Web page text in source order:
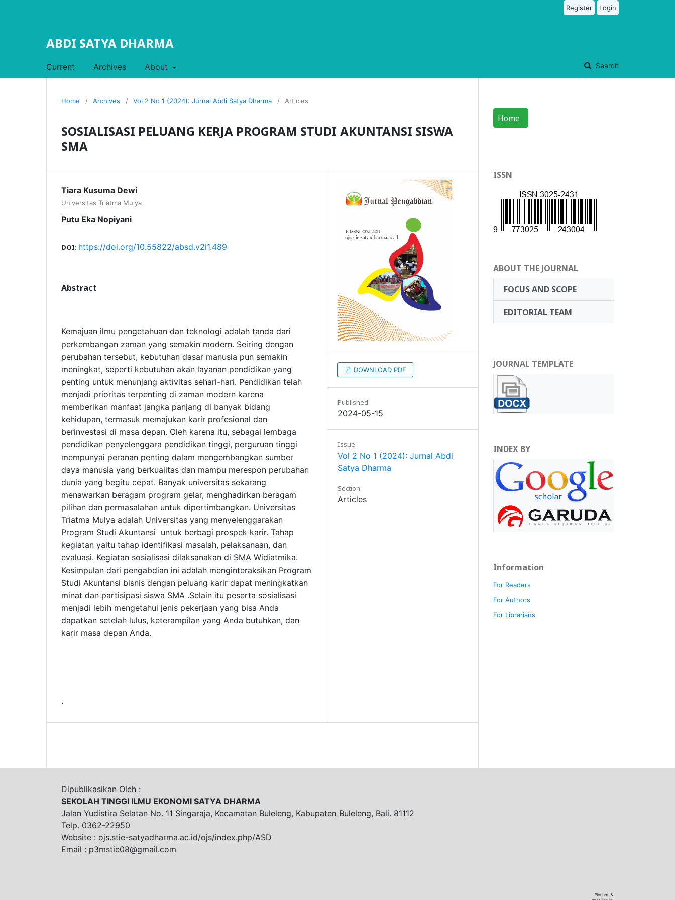
ABDI SATYA DHARMA
Current Archives About Search
Register Login
Home / Archives / Vol 2 No 1 (2024): Jurnal Abdi Satya Dharma / Articles
SOSIALISASI PELUANG KERJA PROGRAM STUDI AKUNTANSI SISWA
SMA
Tiara Kusuma Dewi
Universitas Triatma Mulya
Putu Eka Nopiyani
DOI: https://doi.org/10.55822/absd.v2i1.489
Abstract
Kemajuan ilmu pengetahuan dan teknologi adalah tanda dari
perkembangan zaman yang semakin modern. Seiring dengan
perubahan tersebut, kebutuhan dasar manusia pun semakin
meningkat, seperti kebutuhan akan layanan pendidikan yang
penting untuk menunjang aktivitas sehari-hari. Pendidikan telah
menjadi prioritas terpenting di zaman modern karena
memberikan manfaat jangka panjang di banyak bidang
kehidupan, termasuk memajukan karir profesional dan
berinvestasi di masa depan. Oleh karena itu, sebagai lembaga
pendidikan penyelenggara pendidikan tinggi, perguruan tinggi
mempunyai peranan penting dalam mengembangkan sumber
daya manusia yang berkualitas dan mampu merespon perubahan
dunia yang begitu cepat. Banyak universitas sekarang
menawarkan beragam program gelar, menghadirkan beragam
pilihan dan permasalahan untuk dipertimbangkan. Universitas
Triatma Mulya adalah Universitas yang menyelenggarakan
Program Studi Akuntansi untuk berbagi prospek karir. Tahap
kegiatan yaitu tahap identifikasi masalah, pelaksanaan, dan
evaluasi. Kegiatan sosialisasi dilaksanakan di SMA Widiatmika.
Kesimpulan dari pengabdian ini adalah menginteraksikan Program
Studi Akuntansi bisnis dengan peluang karir dapat meningkatkan
minat dan partisipasi siswa SMA .Selain itu peserta sosialisasi
menjadi lebih mengetahui jenis pekerjaan yang bisa Anda
dapatkan setelah lulus, keterampilan yang Anda butuhkan, dan
karir masa depan Anda.
.
DOWNLOAD PDF
Published
2024-05-15
Issue
Vol 2 No 1 (2024): Jurnal Abdi
Satya Dharma
Section
Articles
Home
ISSN
ABOUT THE JOURNAL
FOCUS AND SCOPE
EDITORIAL TEAM
JOURNAL TEMPLATE
INDEX BY
Information
For Readers
For Authors
For Librarians
Dipublikasikan Oleh :
SEKOLAH TINGGI ILMU EKONOMI SATYA DHARMA
Jalan Yudistira Selatan No. 11 Singaraja, Kecamatan Buleleng, Kabupaten Buleleng, Bali. 81112
Telp. 0362-22950
Website : ojs.stie-satyadharma.ac.id/ojs/index.php/ASD
Email : p3mstie08@gmail.com